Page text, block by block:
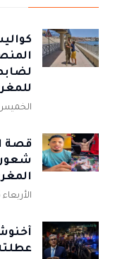
الخميس 06 أغسطس
قصة
شعور
الأربعاء 05 أغسطس 2026